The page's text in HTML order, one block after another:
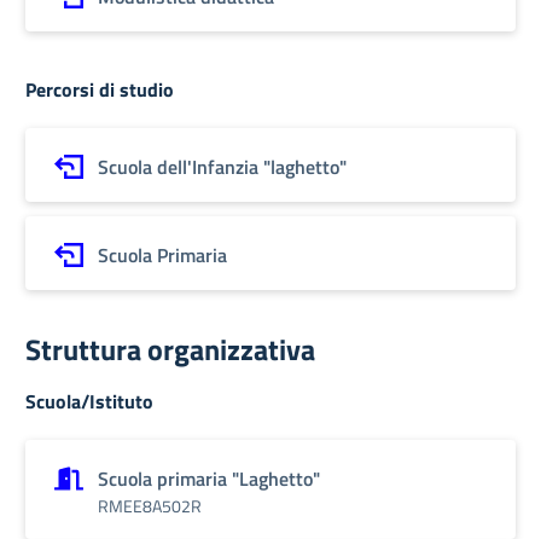
Percorsi di studio
Scuola dell'Infanzia "laghetto"
Scuola Primaria
Struttura organizzativa
Scuola/Istituto
Scuola primaria "Laghetto"
RMEE8A502R